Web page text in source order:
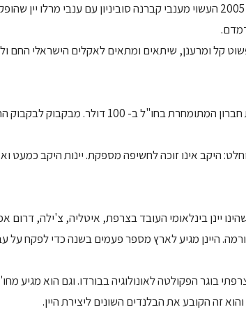
כאשר את סדרת יקב נוח מייצג יין אחד – רוזה 2005 העשוי מענבי קברנה סוביניון עם ענבי מרלו
פשוט קל ומרענן, שיתאים ומתאים לאקלים הישראלי החם
טעמנו החל מיין זה עד לסדרת הפרימיום רמת חברון המתומחרת בחו"ל ב- 100
היקב אינו זוכה לחשיפה מספקת. יינות היקב כמעט
יינן בינלאומי העובד בצרפת, איטליה, צ'ילה, דרום
היינן מגיע לארץ מספר פעמים בשנה כדי לפקח על
בוגר הפקולטה לאונולוגיה בבורדו. וגם הוא מגיע
זה הקובע את הבלנדים השונים ליצירת היין.